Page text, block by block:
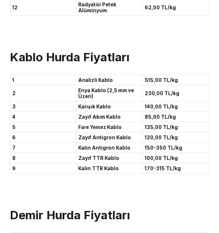
12
Radyatör Petek
Alüminyum
62,00 TL/kg
Kablo Hurda Fiyatları
1 Analizli Kablo 515,00 TL/kg
2
Enya Kablo (2,5 mm ve
Üzeri)
230,00 TL/kg
3 Karışık Kablo
140,00 TL/kg
4
Zayıf Akım Kablo
85,00 TL/kg
5
Fare Yemez Kablo
135,00 TL/kg
6
Zayıf Antigron Kablo
120,00 TL/kg
7
Kalın Antigron Kablo
150-350 TL/kg
8
Zayıf TTR Kablo
100,00 TL/kg
9
Kalın TTR Kablo 170-315 TL/kg
Demir Hurda Fiyatları